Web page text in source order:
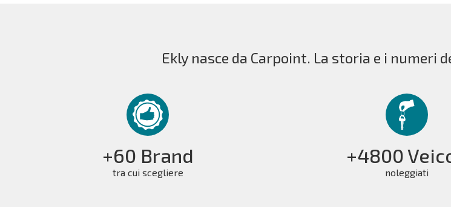
Ekly nasce da Carpoint. La storia e i numeri
+60 Brand
tra cui scegliere
+4800
noleggiati